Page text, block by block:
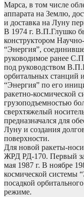
Марса, в том числе
аппарата на Землю,
и доставка на Луну
В 1974 г. В.П.Глушко
конструктором
“Энергия”,
руководимое ранее
под руководством
орбитальных станций
“Энергия” по его
ракетно-космической
грузоподъемностью
сверхтяжелый
предназначался для
Луну и создания
поверхности.
Для новой ракеты-
ЖРД РД-170. Первый
мая 1987 г. В ноябре
космической системы
посадкой
режиме.